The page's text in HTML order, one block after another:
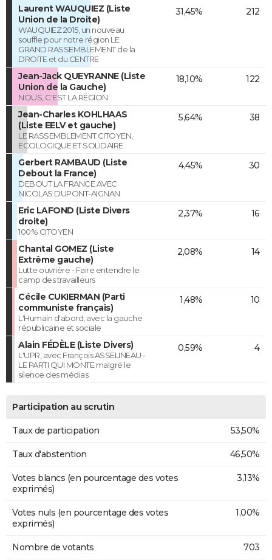
Laurent WAUQUIEZ (Liste
Union de la Droite)
WAUQUIEZ 2015, un nouveau
souffle pour notre région LE
GRAND RASSEMBLEMENT de la
DROITE et du CENTRE
31,45% 212
Jean-Jack QUEYRANNE (Liste
Union de la Gauche)
NOUS, C'EST LA RÉGION
18,10% 122
Jean-Charles KOHLHAAS
(Liste EELV et gauche)
LE RASSEMBLEMENT CITOYEN,
ECOLOGIQUE ET SOLIDAIRE
5,64% 38
Gerbert RAMBAUD (Liste
Debout la France)
DEBOUT LA FRANCE AVEC
NICOLAS DUPONT-AIGNAN
4,45% 30
Eric LAFOND (Liste Divers
droite)
100% CITOYEN
2,37% 16
Chantal GOMEZ (Liste
Extrême gauche)
Lutte ouvrière - Faire entendre le
camp des travailleurs
2,08% 14
Cécile CUKIERMAN (Parti
communiste français)
L'Humain d'abord, avec la gauche
républicaine et sociale
1,48% 10
Alain FÉDÈLE (Liste Divers)
L'UPR, avec François ASSELINEAU -
LE PARTI QUI MONTE malgré le
silence des médias
0,59% 4
Participation au scrutin
Taux de participation 53,50%
Taux d'abstention 46,50%
Votes blancs (en pourcentage des votes
exprimés)
3,13%
Votes nuls (en pourcentage des votes
exprimés)
1,00%
Nombre de votants 703